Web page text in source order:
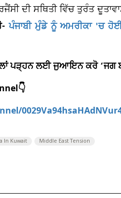
ਦੀ ਸਥਿਤੀ ਵਿੱਚ ਤੁਰੰਤ
ਪੰਜਾਬੀ ਮੁੰਡੇ ਨੂੰ ਅਮਰੀਕਾ 'ਚ
ਪੜ੍ਹਨ ਲਈ ਜੁਆਇਨ ਕਰੋ ‘ਜਗ
In Kuwait Middle East Tension